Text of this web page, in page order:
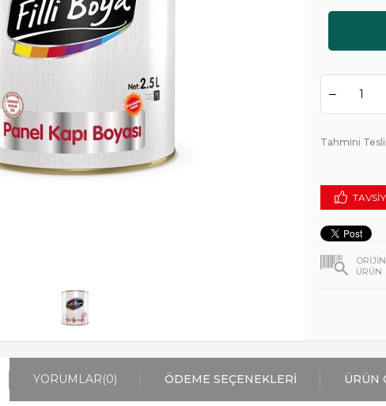
Tahmini
ÜRÜN
YORUMLAR(0) ÖDEME SEÇENEKLERI ÜRÜN